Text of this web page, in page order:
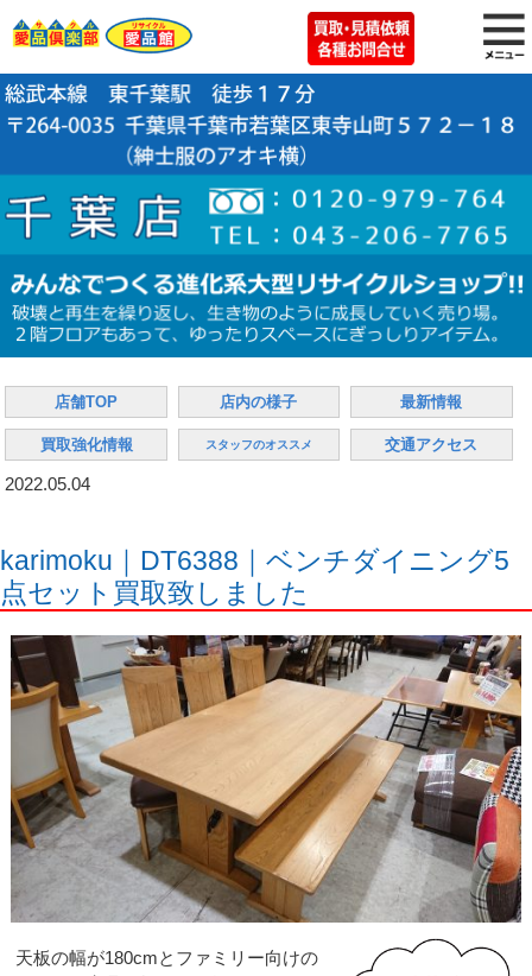
店舗TOP 店内の様子 最新情報
買取強化情報 スタッフのオススメ 交通アクセス
2022.05.04
karimoku｜DT6388｜ベンチダイニング5
点セット買取致しました
天板の幅が180cmとファミリー向けの